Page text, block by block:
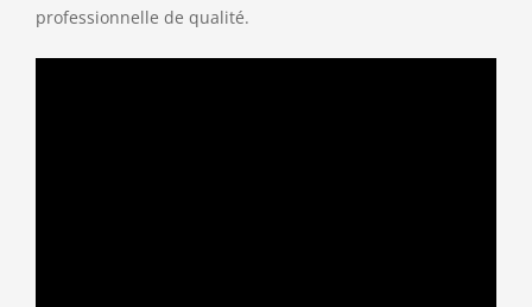
professionnelle de qualité.